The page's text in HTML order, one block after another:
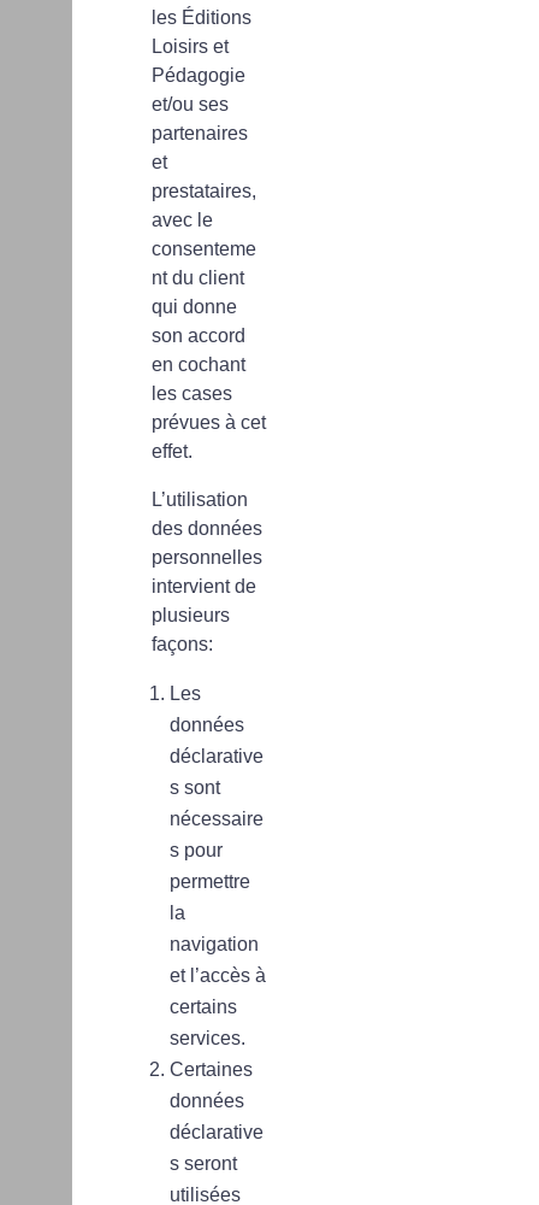
les Éditions
Loisirs et
Pédagogie
et/ou ses
partenaires
et
prestataires,
avec le
consenteme
nt du client
qui donne
son accord
en cochant
les cases
prévues à cet
effet.
L’utilisation
des données
personnelles
intervient de
plusieurs
façons:
Les
données
déclarative
s sont
nécessaire
s pour
permettre
la
navigation
et l’accès à
certains
services.
Certaines
données
déclarative
s seront
utilisées